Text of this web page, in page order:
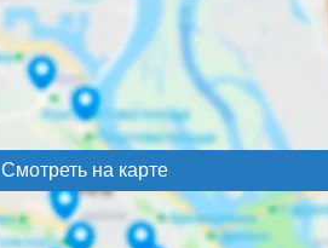
Смотреть на карте